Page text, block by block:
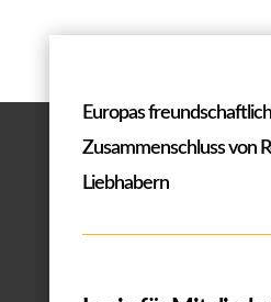
Europas
Zusammenschluss von
Liebhabern